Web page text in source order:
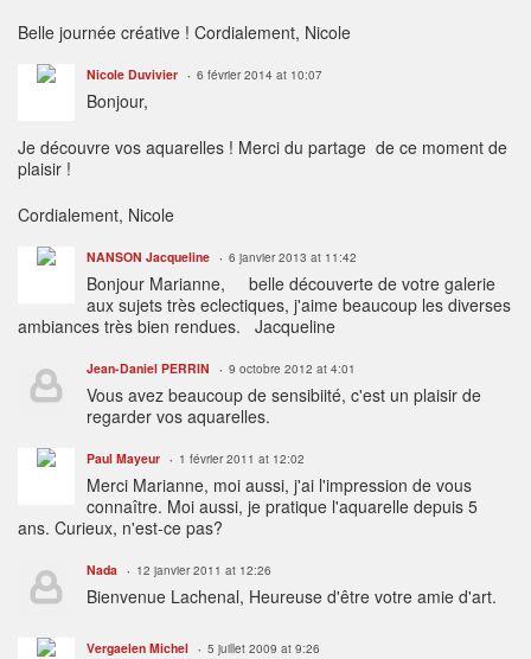
Belle journée créative ! Cordialement, Nicole
Nicole Duvivier 6 février 2014 at 10:07
Bonjour,
Je découvre vos aquarelles ! Merci du partage de ce moment de
plaisir !
Cordialement, Nicole
NANSON Jacqueline 6 janvier 2013 at 11:42
Bonjour Marianne, belle découverte de votre galerie
aux sujets très eclectiques, j'aime beaucoup les diverses
ambiances très bien rendues. Jacqueline
Jean-Daniel PERRIN 9 octobre 2012 at 4:01
Vous avez beaucoup de sensibiité, c'est un plaisir de
regarder vos aquarelles.
Paul Mayeur 1 février 2011 at 12:02
Merci Marianne, moi aussi, j'ai l'impression de vous
connaître. Moi aussi, je pratique l'aquarelle depuis 5
ans. Curieux, n'est-ce pas?
Nada 12 janvier 2011 at 12:26
Bienvenue Lachenal, Heureuse d'être votre amie d'art.
Vergaelen Michel 5 juillet 2009 at 9:26